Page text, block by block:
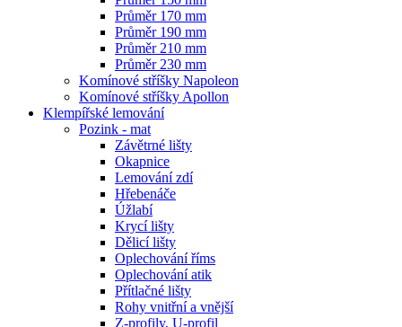
Průměr 170 mm
Průměr 190 mm
Průměr 210 mm
Průměr 230 mm
Komínové stříšky Napoleon
Komínové stříšky Apollon
Klempířské lemování
Pozink - mat
Závětrné lišty
Okapnice
Lemování zdí
Hřebenáče
Úžlabí
Krycí lišty
Dělicí lišty
Oplechování říms
Oplechování atik
Přítlačné lišty
Rohy vnitřní a vnější
Z-profily, U-profil